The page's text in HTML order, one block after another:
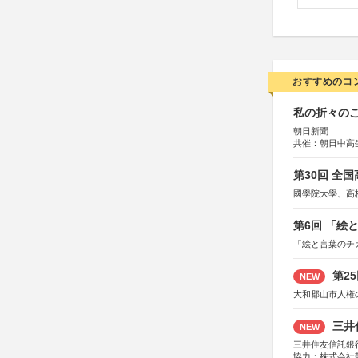
おすすめのコ
私の折々の
朝日新聞
共催：朝日中高
第30回 全国
國學院大學、高
第6回 「絵
「絵と言葉の
NEW 第
大和郡山市人権
NEW 三井
三井住友信託銀